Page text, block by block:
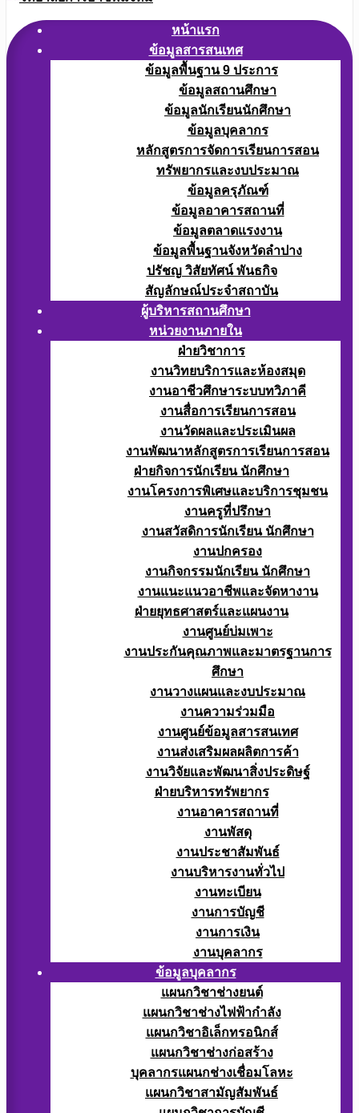
หน้าแรก
ข้อมูลสารสนเทศ
ข้อมูลพื้นฐาน 9 ประการ
ข้อมูลสถานศึกษา
ข้อมูลนักเรียนนักศึกษา
ข้อมูลบุคลากร
หลักสูตรการจัดการเรียนการสอน
ทรัพยากรและงบประมาณ
ข้อมูลครุภัณฑ์
ข้อมูลอาคารสถานที่
ข้อมูลตลาดแรงงาน
ข้อมูลพื้นฐานจังหวัดลำปาง
ปรัชญ วิสัยทัศน์ พันธกิจ
สัญลักษณ์ประจำสถาบัน
ผู้บริหารสถานศึกษา
หน่วยงานภายใน
ฝ่ายวิชาการ
งานวิทยบริการและห้องสมุด
งานอาชีวศึกษาระบบทวิภาคี
งานสื่อการเรียนการสอน
งานวัดผลและประเมินผล
งานพัฒนาหลักสูตรการเรียนการสอน
ฝ่ายกิจการนักเรียน นักศึกษา
งานโครงการพิเศษและบริการชุมชน
งานครูที่ปรึกษา
งานสวัสดิการนักเรียน นักศึกษา
งานปกครอง
งานกิจกรรมนักเรียน นักศึกษา
งานแนะแนวอาชีพและจัดหางาน
ฝ่ายยุทธศาสตร์และแผนงาน
งานศูนย์บ่มเพาะ
งานประกันคุณภาพและมาตรฐานการ
ศึกษา
งานวางแผนและงบประมาณ
งานความร่วมมือ
งานศูนย์ข้อมูลสารสนเทศ
งานส่งเสริมผลผลิตการค้า
งานวิจัยและพัฒนาสิ่งประดิษฐ์
ฝ่ายบริหารทรัพยากร
งานอาคารสถานที่
งานพัสดุ
งานประชาสัมพันธ์
งานบริหารงานทั่วไป
งานทะเบียน
งานการบัญชี
งานการเงิน
งานบุคลากร
ข้อมูลบุคลากร
แผนกวิชาช่างยนต์
แผนกวิชาช่างไฟฟ้ากำลัง
แผนกวิชาอิเล็กทรอนิกส์
แผนกวิชาช่างก่อสร้าง
บุคลากรแผนกช่างเชื่อมโลหะ
แผนกวิชาสามัญสัมพันธ์